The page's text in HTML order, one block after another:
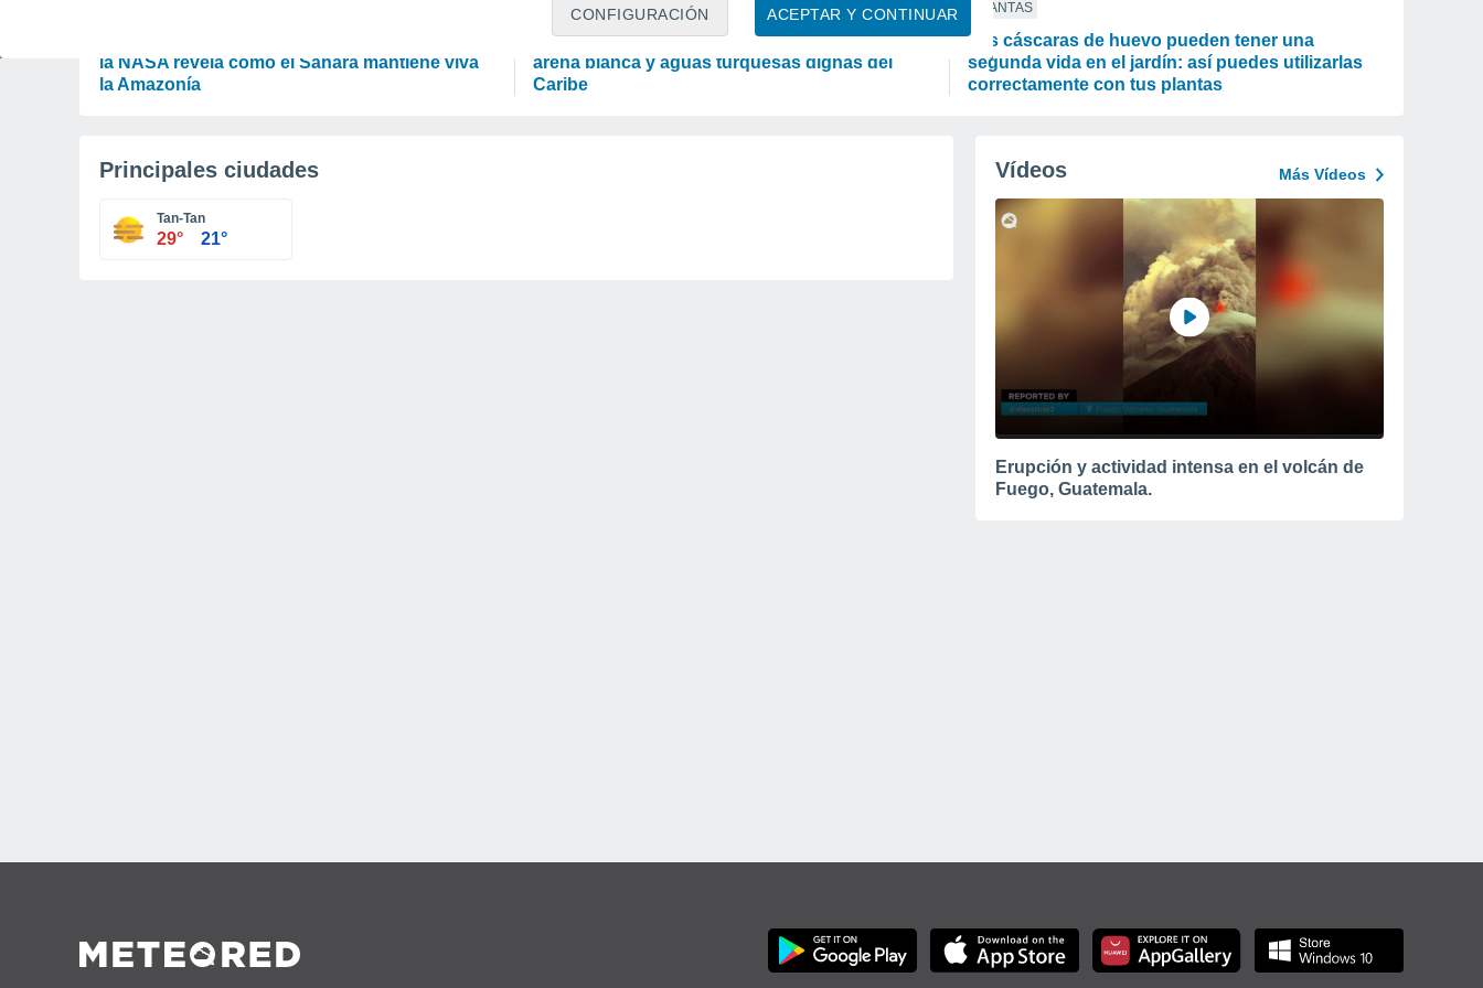
ACEPTAR Y CONTINUAR
CONFIGURACIÓN
la NASA revela cómo el Sáhara mantiene viva
la Amazonía
OCIO
El Japón secreto que no te imaginas: playas de
arena blanca y aguas turquesas dignas del
Caribe
PLANTAS
Las cáscaras de huevo pueden tener una
segunda vida en el jardín: así puedes utilizarlas
correctamente con tus plantas
Principales ciudades
Tan-Tan
29° 21°
Vídeos Más Vídeos
Erupción y actividad intensa en el volcán de
Fuego, Guatemala.